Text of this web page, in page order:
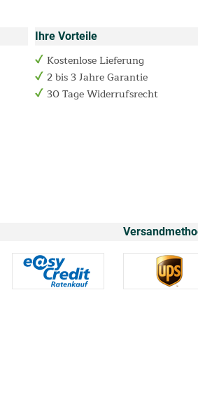
Ihre Vorteile
Kostenlose Lieferung
2 bis 3 Jahre Garantie
30 Tage Widerrufsrecht